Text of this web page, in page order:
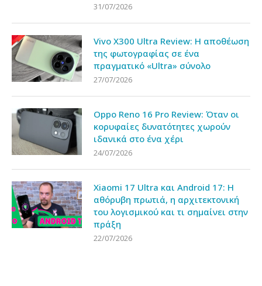
31/07/2026
Vivo X300 Ultra Review: Η αποθέωση
της φωτογραφίας σε ένα
πραγματικό «Ultra» σύνολο
27/07/2026
Oppo Reno 16 Pro Review: Όταν οι
κορυφαίες δυνατότητες χωρούν
ιδανικά στο ένα χέρι
24/07/2026
Xiaomi 17 Ultra και Android 17: Η
αθόρυβη πρωτιά, η αρχιτεκτονική
του λογισμικού και τι σημαίνει στην
πράξη
22/07/2026